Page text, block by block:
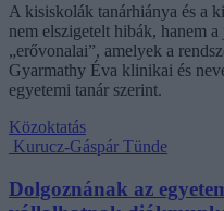
A kisiskolák tanárhiánya és a
nem elszigetelt hibák, hanem
„erővonalai”, amelyek a
Gyarmathy Éva klinikai és
egyetemi tanár szerint.
Közoktatás
Kurucz-Gáspár Tünde
Dolgoznának az